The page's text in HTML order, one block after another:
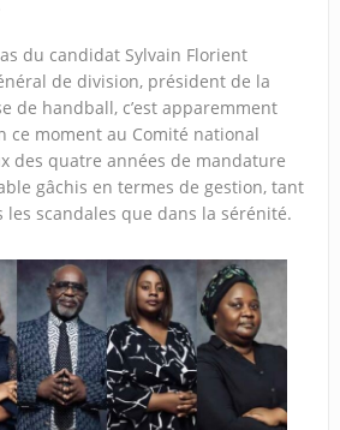
du candidat Sylvain Florient
de division, président de la
de handball, c’est apparemment
ce moment au Comité national
des quatre années de mandature
gâchis en termes de gestion, tant
scandales que dans la sérénité.